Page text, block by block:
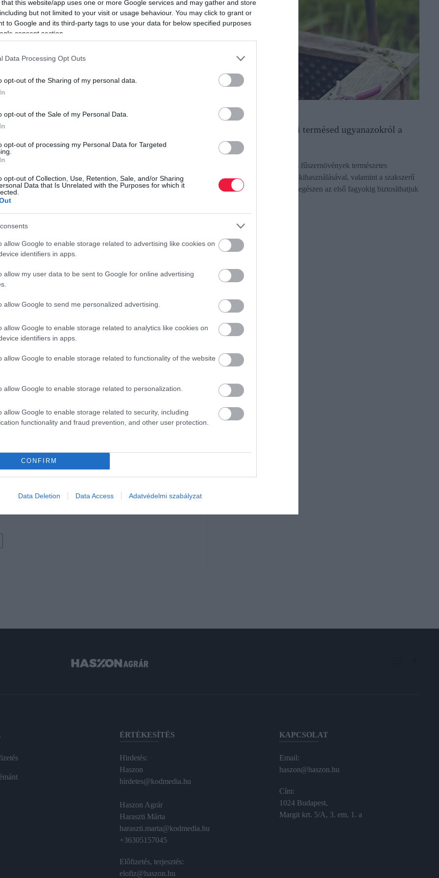
that this website/app uses one or more Google services and may gather and store
but not limited to your visit or usage behaviour. You may click to grant or
to Google and its third-party tags to use your data for below specified purposes
consent section.
Data Processing Opt Outs
opt-out of the Sharing of my personal data.
opt-out of the Sale of my Personal Data.
opt-out of processing my Personal Data for Targeted
opt-out of Collection, Use, Retention, Sale, and/or Sharing
Data that Is Unrelated with the Purposes for which it
allow Google to enable storage related to advertising like cookies on
identifiers in apps.
allow my user data to be sent to Google for online advertising
allow Google to send me personalized advertising.
allow Google to enable storage related to analytics like cookies on
identifiers in apps.
allow Google to enable storage related to functionality of the website
allow Google to enable storage related to personalization.
allow Google to enable storage related to security, including
functionality and fraud prevention, and other user protection.
CONFIRM
Data Deletion Data Access Adatvédelmi szabályzat
a borsfélék családjába tartozik. Népszerűsége a nagy
gyakoribb utazásoknak köszönhetően emelkedett
és elősegíti a zsírok lebontását. A fekete bors vízhajtó
természetes méregtelenítő folyamataihoz. Emellett
és magnéziumot
csökkentéséhez, javítja az emésztést, valamint
mérsékelni az aminotranszferázok szintjét – ezek az
szív- és érrendszer számára is előnyös, akár a szívroham
a túlzott fogyasztásától,
és a házipatika titkos fegyvere
és szárítás után kerül a konyhákba.
lágyabb aromát kap.
ezt követően eltávolítják a héjat, majd a magokat
a csípőssége enyhébb a fekete borsénál.
aromás fajta.
vulkanikus talaján nő, különleges, gyümölcsös ízvilággal.
termesztett, kivételes minőségű borsfajtája.
fűszere
AGRÁR
Így lesz kétszer annyi termésed ugyanazokról a
zöldségekről
A konyhakerti zöldségek és fűszernövények természetes
regenerációs képességének kihasználásával, valamint a szakszerű
visszavágással és ápolással egészen az első fagyokig biztosíthatjuk
rectangle
ÉRTÉKESÍTÉS
Hirdetés:
Haszon
hirdetes@kodmedia.hu
Haszon Agrár
Haraszti Márta
haraszti.marta@kodmedia.hu
+36305157045
Előfizetés, terjesztés:
elofiz@haszon.hu
KAPCSOLAT
Email:
haszon@haszon.hu
Cím:
1024 Budapest,
Margit krt. 5/A, 3. em. 1. a